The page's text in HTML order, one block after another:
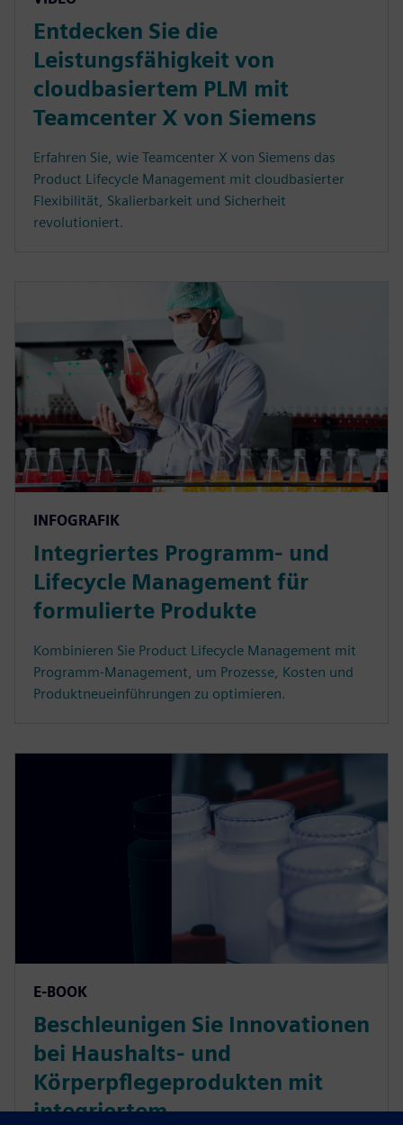
Entdecken Sie die
Leistungsfähigkeit von
cloudbasiertem PLM mit
Teamcenter X von Siemens
Erfahren Sie, wie Teamcenter X von Siemens das
Product Lifecycle Management mit cloudbasierter
Flexibilität, Skalierbarkeit und Sicherheit
revolutioniert.
INFOGRAFIK
Integriertes Programm- und
Lifecycle Management für
formulierte Produkte
Kombinieren Sie Product Lifecycle Management mit
Programm-Management, um Prozesse, Kosten und
Produktneueinführungen zu optimieren.
E-BOOK
Beschleunigen Sie Innovationen
bei Haushalts- und
Körperpflegeprodukten mit
integriertem